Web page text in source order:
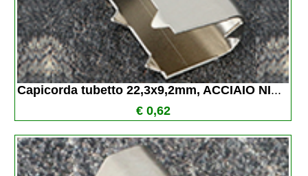
Capicorda tubetto 22,3x9,2mm, ACCIAIO NI...
€ 0,62